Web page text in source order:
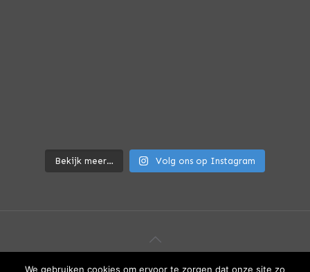
Bekijk meer… Volg ons op Instagram
We gebruiken cookies om ervoor te zorgen dat onze site zo